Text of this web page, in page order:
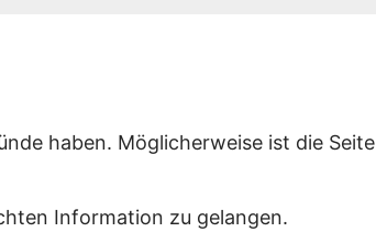
haben. Möglicherweise ist die Seite
Information zu gelangen.